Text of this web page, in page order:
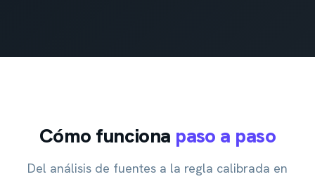
Cómo funciona paso a paso
Del análisis de fuentes a la regla calibrada en